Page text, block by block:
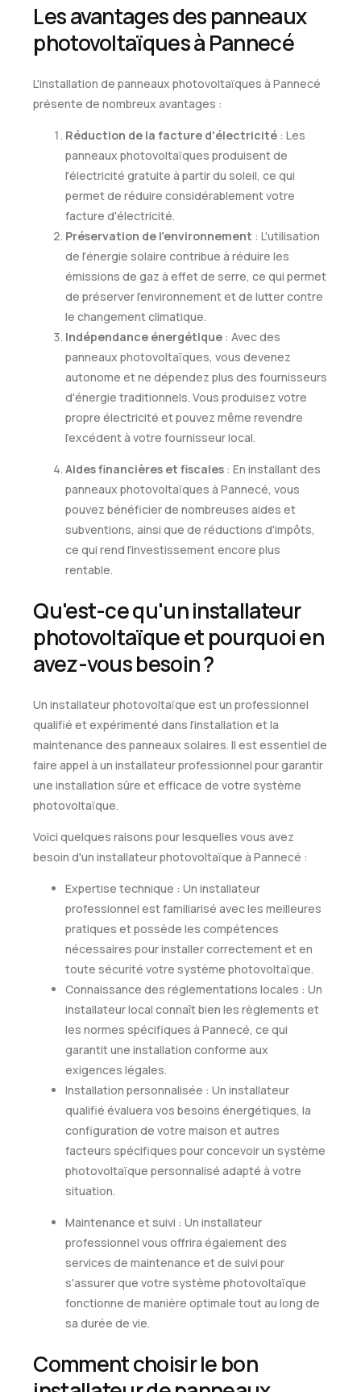
Les avantages des panneaux
photovoltaïques à Pannecé
L'installation de panneaux photovoltaïques à Pannecé
présente de nombreux avantages :
Réduction de la facture d'électricité : Les
panneaux photovoltaïques produisent de
l'électricité gratuite à partir du soleil, ce qui
permet de réduire considérablement votre
facture d'électricité.
Préservation de l'environnement : L'utilisation
de l'énergie solaire contribue à réduire les
émissions de gaz à effet de serre, ce qui permet
de préserver l'environnement et de lutter contre
le changement climatique.
Indépendance énergétique : Avec des
panneaux photovoltaïques, vous devenez
autonome et ne dépendez plus des fournisseurs
d'énergie traditionnels. Vous produisez votre
propre électricité et pouvez même revendre
l'excédent à votre fournisseur local.
Aides financières et fiscales : En installant des
panneaux photovoltaïques à Pannecé, vous
pouvez bénéficier de nombreuses aides et
subventions, ainsi que de réductions d'impôts,
ce qui rend l'investissement encore plus
rentable.
Qu'est-ce qu'un installateur
photovoltaïque et pourquoi en
avez-vous besoin ?
Un installateur photovoltaïque est un professionnel
qualifié et expérimenté dans l'installation et la
maintenance des panneaux solaires. Il est essentiel de
faire appel à un installateur professionnel pour garantir
une installation sûre et efficace de votre système
photovoltaïque.
Voici quelques raisons pour lesquelles vous avez
besoin d'un installateur photovoltaïque à Pannecé :
Expertise technique : Un installateur
professionnel est familiarisé avec les meilleures
pratiques et possède les compétences
nécessaires pour installer correctement et en
toute sécurité votre système photovoltaïque.
Connaissance des réglementations locales : Un
installateur local connaît bien les règlements et
les normes spécifiques à Pannecé, ce qui
garantit une installation conforme aux
exigences légales.
Installation personnalisée : Un installateur
qualifié évaluera vos besoins énergétiques, la
configuration de votre maison et autres
facteurs spécifiques pour concevoir un système
photovoltaïque personnalisé adapté à votre
situation.
Maintenance et suivi : Un installateur
professionnel vous offrira également des
services de maintenance et de suivi pour
s'assurer que votre système photovoltaïque
fonctionne de manière optimale tout au long de
sa durée de vie.
Comment choisir le bon